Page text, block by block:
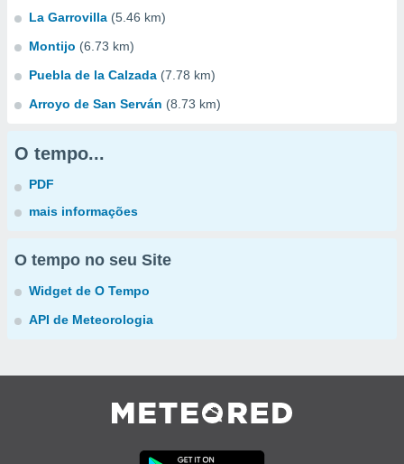
La Garrovilla (5.46 km)
Montijo (6.73 km)
Puebla de la Calzada (7.78 km)
Arroyo de San Serván (8.73 km)
O tempo...
PDF
mais informações
O tempo no seu Site
Widget de O Tempo
API de Meteorologia